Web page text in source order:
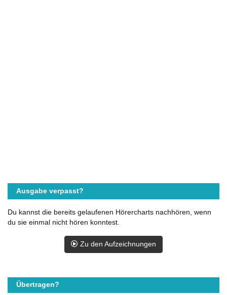
Ausgabe verpasst?
Du kannst die bereits gelaufenen Hörercharts nachhören, wenn
du sie einmal nicht hören konntest.
Zu den Aufzeichnungen
Übertragen?